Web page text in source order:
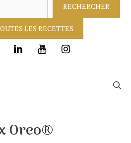
e
c
h
r
RECHERCHER
LES RECETTES
Oreo®